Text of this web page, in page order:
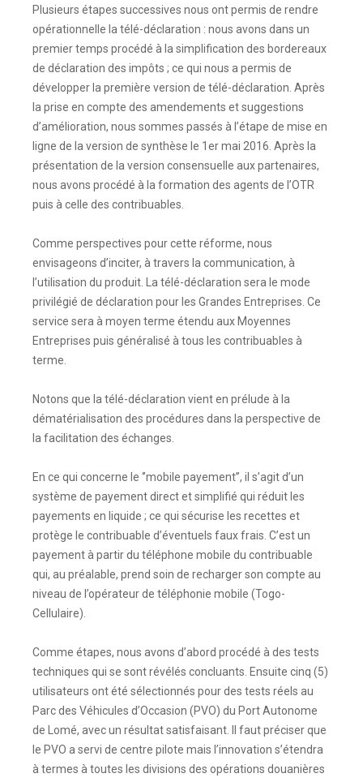
Plusieurs étapes successives nous ont permis de rendre
opérationnelle la télé-déclaration : nous avons dans un
premier temps procédé à la simplification des bordereaux
de déclaration des impôts ; ce qui nous a permis de
développer la première version de télé-déclaration. Après
la prise en compte des amendements et suggestions
d’amélioration, nous sommes passés à l’étape de mise en
ligne de la version de synthèse le 1er mai 2016. Après la
présentation de la version consensuelle aux partenaires,
nous avons procédé à la formation des agents de l’OTR
puis à celle des contribuables.
Comme perspectives pour cette réforme, nous
envisageons d’inciter, à travers la communication, à
l’utilisation du produit. La télé-déclaration sera le mode
privilégié de déclaration pour les Grandes Entreprises. Ce
service sera à moyen terme étendu aux Moyennes
Entreprises puis généralisé à tous les contribuables à
terme.
Notons que la télé-déclaration vient en prélude à la
dématérialisation des procédures dans la perspective de
la facilitation des échanges.
En ce qui concerne le ‘’mobile payement’’, il s’agit d’un
système de payement direct et simplifié qui réduit les
payements en liquide ; ce qui sécurise les recettes et
protège le contribuable d’éventuels faux frais. C’est un
payement à partir du téléphone mobile du contribuable
qui, au préalable, prend soin de recharger son compte au
niveau de l’opérateur de téléphonie mobile (Togo-
Cellulaire).
Comme étapes, nous avons d’abord procédé à des tests
techniques qui se sont révélés concluants. Ensuite cinq (5)
utilisateurs ont été sélectionnés pour des tests réels au
Parc des Véhicules d’Occasion (PVO) du Port Autonome
de Lomé, avec un résultat satisfaisant. Il faut préciser que
le PVO a servi de centre pilote mais l’innovation s’étendra
à termes à toutes les divisions des opérations douanières